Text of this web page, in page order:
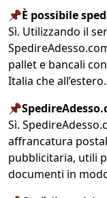
📌È possibile
Sì. Utilizzando il
pallet e bancali
Italia che all’estero.
Sì.
affrancatura
pubblicitaria, utili
documenti in